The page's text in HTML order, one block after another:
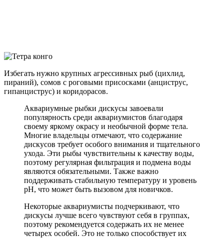
Избегать нужно крупных агрессивных рыб (цихлид,
пираний), сомов с роговыми присосками (анциструс,
гипанциструс) и коридорасов.
Аквариумные рыбки дискусы завоевали
популярность среди аквариумистов благодаря
своему яркому окрасу и необычной форме тела.
Многие владельцы отмечают, что содержание
дискусов требует особого внимания и тщательного
ухода. Эти рыбы чувствительны к качеству воды,
поэтому регулярная фильтрация и подмена воды
являются обязательными. Также важно
поддерживать стабильную температуру и уровень
pH, что может быть вызовом для новичков.
Некоторые аквариумисты подчеркивают, что
дискусы лучше всего чувствуют себя в группах,
поэтому рекомендуется содержать их не менее
четырех особей. Это не только способствует их